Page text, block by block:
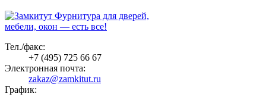
Фурнитура для дверей,
мебели, окон — есть все!
Тел./факс:
+7 (495) 725 66 67
Электронная почта:
zakaz@zamkitut.ru
График: